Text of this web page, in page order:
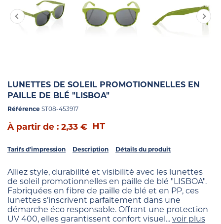
LUNETTES DE SOLEIL PROMOTIONNELLES EN
PAILLE DE BLÉ "LISBOA"
Référence ST08-453917
À partir de : 2,33 € HT
Tarifs d'impression Description Détails du produit
Alliez style, durabilité et visibilité avec les lunettes
de soleil promotionnelles en paille de blé "LISBOA".
Fabriquées en fibre de paille de blé et en PP, ces
lunettes s’inscrivent parfaitement dans une
démarche éco responsable. Offrant une protection
UV 400, elles garantissent confort visuel... voir plus